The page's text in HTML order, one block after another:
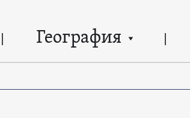
География